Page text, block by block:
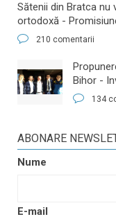
Sătenii din Bratca nu
ortodoxă -
210 comentarii
Bihor -
134
ABONARE
Nume
E-mail